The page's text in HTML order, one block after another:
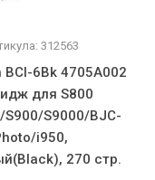
312563
BCI-6Bk 4705A002
для S800
S900/S9000/BJC-
i950,
270 стр.